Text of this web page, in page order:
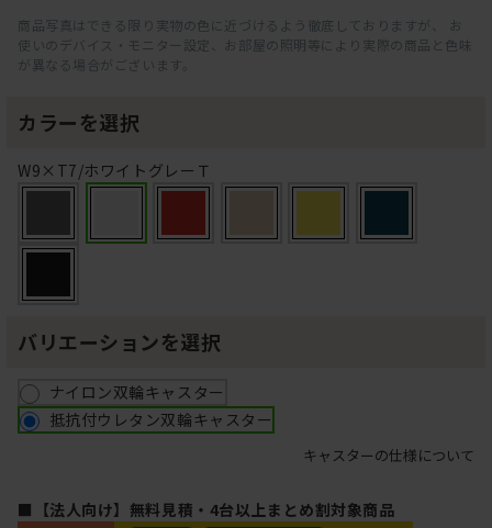
商品写真はできる限り実物の色に近づけるよう徹底しておりますが、 お
使いのデバイス・モニター設定、お部屋の照明等により実際の商品と色味
が異なる場合がございます。
カラーを選択
W9×T7/ホワイトグレーＴ
バリエーションを選択
ナイロン双輪キャスター
抵抗付ウレタン双輪キャスター
キャスターの仕様について
■【法人向け】無料見積・4台以上まとめ割対象商品